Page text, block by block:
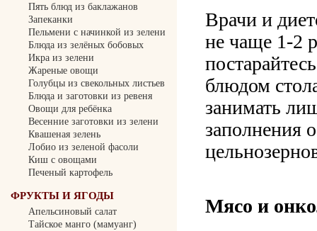
Пять блюд из баклажанов
Запеканки
Пельмени с начинкой из зелени
Блюда из зелёных бобовых
Икра из зелени
Жареные овощи
Голубцы из свекольных листьев
Блюда и заготовки из ревеня
Овощи для ребёнка
Весенние заготовки из зелени
Квашеная зелень
Лобио из зеленой фасоли
Киш с овощами
Печеный картофель
ФРУКТЫ И ЯГОДЫ
Апельсиновый салат
Тайское манго (мамуанг)
Врачи и
не чаще 1-2
блюдом
занимать
заполнения
Мясо и